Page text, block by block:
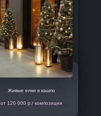
Живые елки в кашпо
от 120 000 р./ композиция